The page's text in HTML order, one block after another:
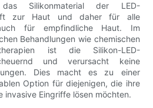
Silikonmaterial der LED-
zur Haut und daher für alle
für empfindliche Haut. Im
Behandlungen wie chemischen
ist die Silikon-LED-
und verursacht keine
Dies macht es zu einer
Option für diejenigen, die ihre
invasive Eingriffe lösen möchten.